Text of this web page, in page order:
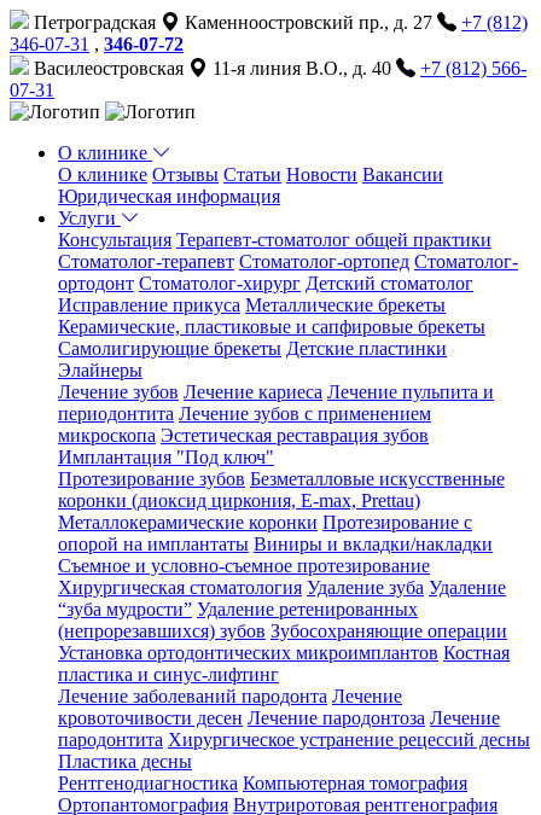
Петроградская Каменноостровский пр., д. 27
+7 (812)
346-07-31 , 346-07-72
Василеостровская
11-я линия В.О., д. 40
+7 (812) 566-
07-31
О клинике
О клинике Отзывы Статьи Новости Вакансии
Юридическая информация
Услуги
Консультация Терапевт-стоматолог общей практики
Cтоматолог-терапевт Стоматолог-ортопед Стоматолог-
ортодонт Стоматолог-хирург Детский стоматолог
Исправление прикуса Металлические брекеты
Керамические, пластиковые и сапфировые брекеты
Самолигирующие брекеты Детские пластинки
Элайнеры
Лечение зубов Лечение кариеса Лечение пульпита и
периодонтита Лечение зубов с применением
микроскопа Эстетическая реставрация зубов
Имплантация "Под ключ"
Протезирование зубов Безметалловые искусственные
коронки (диоксид циркония, E-max, Prettau)
Металлокерамические коронки Протезирование с
опорой на имплантаты Виниры и вкладки/накладки
Съемное и условно-съемное протезирование
Хирургическая стоматология Удаление зуба Удаление
“зуба мудрости” Удаление ретенированных
(непрорезавшихся) зубов Зубосохраняющие операции
Установка ортодонтических микроимплантов Костная
пластика и синус-лифтинг
Лечение заболеваний пародонта Лечение
кровоточивости десен Лечение пародонтоза Лечение
пародонтита Хирургическое устранение рецессий десны
Пластика десны
Рентгенодиагностика Компьютерная томография
Ортопантомография Внутриротовая рентгенография